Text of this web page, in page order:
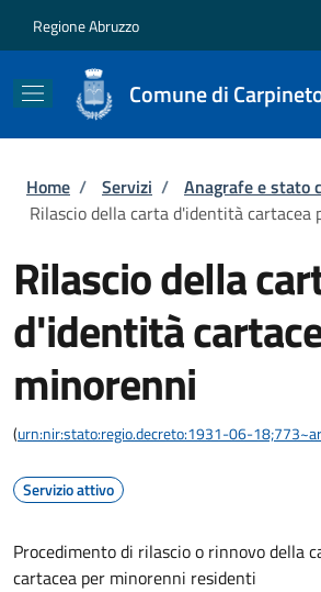
Regione Abruzzo
Comune di
Briciole di pane
Home / Servizi / Anagrafe e stato
Rilascio della carta d'identità cartacea
Rilascio della
d'identità
minorenni
(urn:nir:stato:regio.decreto:1931-06-
Servizio attivo
Procedimento di rilascio o rinnovo della
cartacea per minorenni residenti